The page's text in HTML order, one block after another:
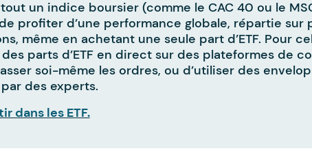
un indice boursier (comme le CAC 40 ou le
profiter d’une performance globale, répartie sur
même en achetant une seule part d’ETF. Pour
parts d’ETF en direct sur des plateformes de
soi-même les ordres, ou d’utiliser des
des experts.
dans les ETF.